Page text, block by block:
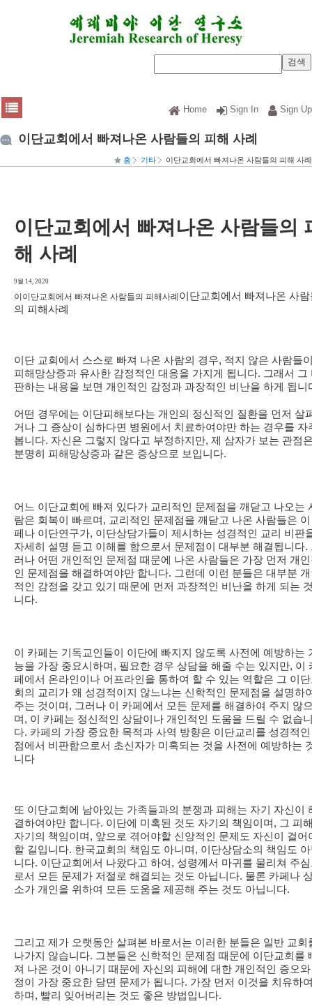
Home Sign In Sign Up
이단교회에서 빠져나온 사람들의 피해 사례
홈 기타 이단교회에서 빠져나온 사람들의 피해 사례
이단교회에서 빠져나온 사람들의
해 사례
9월 14, 2020
이이단교회에서 빠져나온 사람들의 피해사례 이단교회에서 빠져나온 사람
의 피해사례
이단 교회에서 스스로 빠져 나온 사람의 경우, 적지 않은 사람들
피해망상증과 유사한 감정적인 대응을 가지게 됩니다. 그래서 그
판하는 내용을 보면 개인적인 감정과 과장적인 비난을 하게 됩니
어떤 경우에는 이단피해보다는 개인의 정신적인 질환을 먼저 살
거나 그 증상이 심하다면 병원에서 치료하여야만 하는 경우를 자
봅니다. 자신은 그렇지 않다고 부정하지만, 제 삼자가 보는 관점
분명히 피해망상증과 같은 증상으로 보입니다.
어느 이단교회에 빠져 있다가 교리적인 문제점을 깨닫고 나오는
람은 회복이 빠르며, 교리적인 문제점을 깨닫고 나온 사람들은
페나 이단연구가, 이단상담가들이 제시하는 성경적인 교리 비판
자세히 설명 듣고 이해를 함으로서 문제점이 대부분 해결됩니다.
러나 어떤 개인적인 문제점 때문에 나온 사람들은 가장 먼저 개
인 문제점을 해결하여야만 합니다. 그런데 이런 분들은 대부분
적인 감정을 갖고 있기 때문에 먼저 과장적인 비난을 하게 되는
니다.
이 카페는 기독교인들이 이단에 빠지지 않도록 사전에 예방하는
능을 가장 중요시하며, 필요한 경우 상담을 해줄 수는 있지만, 이
페에서 온라인이나 어프라인을 통하여 할 수 있는 역할은 그 이
회의 교리가 왜 성경적이지 않느냐는 신학적인 문제점을 설명하
주는 것이며, 그러나 이 카페에서 모든 문제를 해결하여 주지 않
며, 이 카페는 정신적인 상담이나 개인적인 도움을 드릴 수 없습
다. 카페의 가장 중요한 목적과 사역 방향은 이단교리를 성경적
점에서 비판함으로서 초신자가 미혹되는 것을 사전에 예방하는
니다
또 이단교회에 남아있는 가족들과의 분쟁과 피해는 자기 자신이
결하여야만 합니다. 이단에 미혹된 것도 자기의 책임이며, 그 피
자기의 책임이며, 앞으로 겪어야할 신앙적인 문제도 자신이 걸어
할 길입니다. 한국교회의 책임도 아니며, 이단상담소의 책임도
니다. 이단교회에서 나왔다고 하여, 성령께서 마귀를 물리쳐 주
로서 모든 문제가 저절로 해결되는 것도 아닙니다. 물론 카페나
소가 개인을 위하여 모든 도움을 제공해 주는 것도 아닙니다.
그리고 제가 오랫동안 살펴본 바로서는 이러한 분들은 일반 교회
나가지 않습니다. 그분들은 신학적인 문제점 때문에 이단교회를
져 나온 것이 아니기 때문에 자신의 피해에 대한 개인적인 증오
정이 가장 중요한 당면 문제가 됩니다. 가장 먼저 이것을 치유하
하며, 빨리 잊어버리는 것도 좋은 방법입니다.